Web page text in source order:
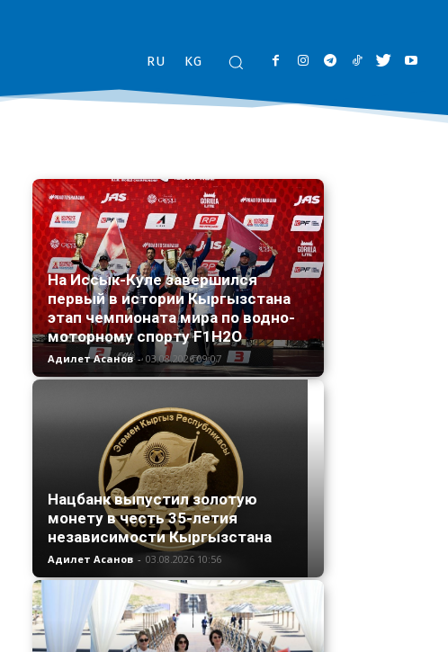
RU KG
На Иссык-Куле завершился
первый в истории Кыргызстана
этап чемпионата мира по водно-
моторному спорту F1H2O
Адилет Асанов - 03.08.2026 09:07
Нацбанк выпустил золотую
монету в честь 35-летия
независимости Кыргызстана
Адилет Асанов - 03.08.2026 10:56